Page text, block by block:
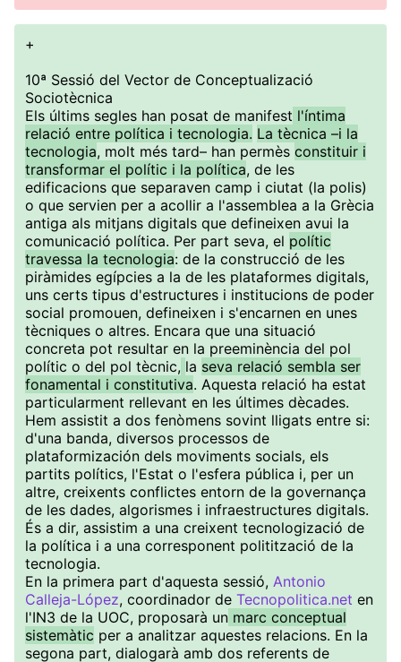
+
10ª Sessió del Vector de Conceptualizació
Sociotècnica
Els últims segles han posat de manifest l'íntima
relació entre política i tecnologia. La tècnica –i la
tecnologia, molt més tard– han permès constituir i
transformar el polític i la política, de les
edificacions que separaven camp i ciutat (la polis)
o que servien per a acollir a l'assemblea a la Grècia
antiga als mitjans digitals que defineixen avui la
comunicació política. Per part seva, el polític
travessa la tecnologia: de la construcció de les
piràmides egípcies a la de les plataformes digitals,
uns certs tipus d'estructures i institucions de poder
social promouen, defineixen i s'encarnen en unes
tècniques o altres. Encara que una situació
concreta pot resultar en la preeminència del pol
polític o del pol tècnic, la seva relació sembla ser
fonamental i constitutiva. Aquesta relació ha estat
particularment rellevant en les últimes dècades.
Hem assistit a dos fenòmens sovint lligats entre si:
d'una banda, diversos processos de
plataformización dels moviments socials, els
partits polítics, l'Estat o l'esfera pública i, per un
altre, creixents conflictes entorn de la governança
de les dades, algorismes i infraestructures digitals.
És a dir, assistim a una creixent tecnologizació de
la política i a una corresponent politització de la
tecnologia.
En la primera part d'aquesta sessió, Antonio
Calleja-López, coordinador de Tecnopolitica.net en
l'IN3 de la UOC, proposarà un marc conceptual
sistemàtic per a analitzar aquestes relacions. En la
segona part, dialogarà amb dos referents de